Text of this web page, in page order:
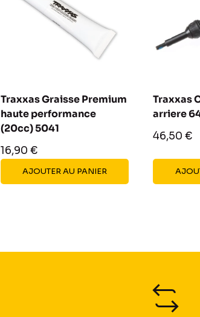
Traxxas Graisse Premium
haute performance
(20cc) 5041
Prix
réduit
16,90 €
AJOUTER AU PANIER
Traxxas
arriere
Prix
46,50 €